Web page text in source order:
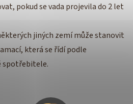
pokud se vada projevila do 2 let
jiných zemí může stanovit
která se řídí podle
spotřebitele.